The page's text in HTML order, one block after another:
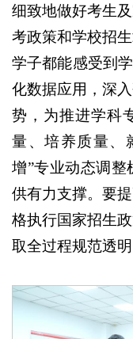
细致地做好考生
考政策和学校招
学子都能感受到
化数据应用，深
势，为推进学科
量、培养质量、
增”专业动态调
供有力支撑。要
格执行国家招生
取全过程规范透明